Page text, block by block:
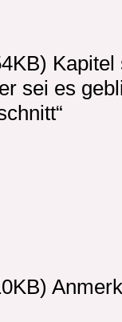
Kapitel
sei es